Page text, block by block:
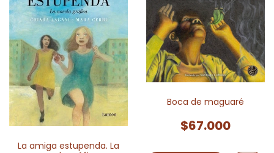
La amiga estupenda. La
Boca de maguaré
$67.000